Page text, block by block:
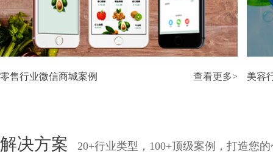
零售行业微信商城案例 查看更多> 美容
解决方案 20+行业类型，100+顶级案例，打造您